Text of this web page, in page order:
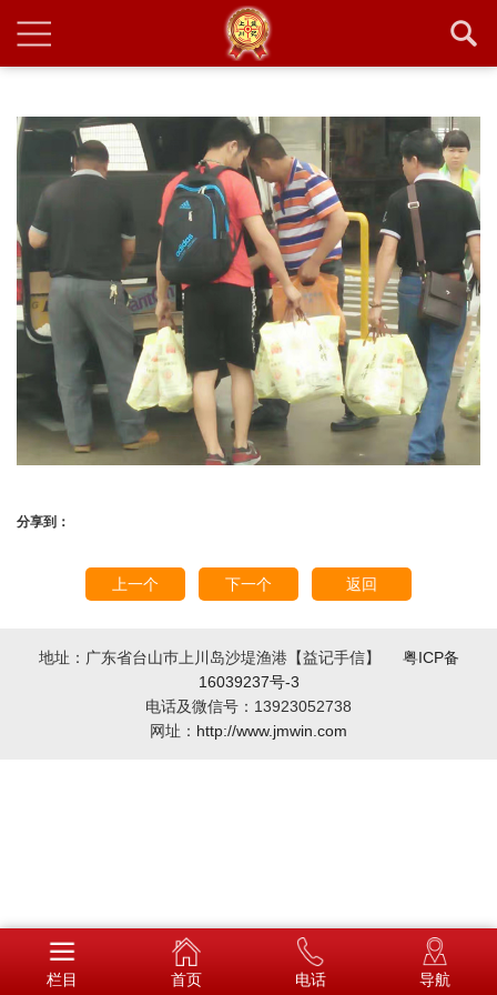
分享到：
上一个 下一个 返回
地址：广东省台山巿上川岛沙堤渔港【益记手信】 粤ICP备
16039237号-3
电话及微信号：13923052738
网址： http://www.jmwin.com
栏目 首页 电话 导航